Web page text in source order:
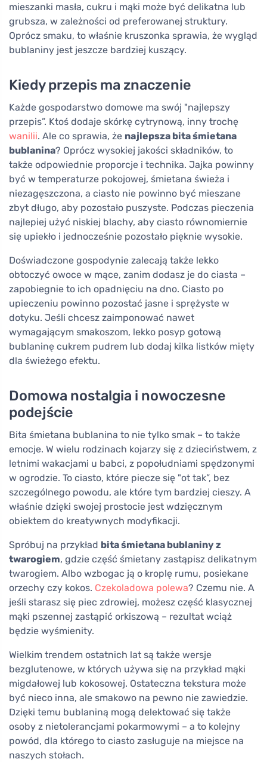
mieszanki masła, cukru i mąki może być delikatna lub
grubsza, w zależności od preferowanej struktury.
Oprócz smaku, to właśnie kruszonka sprawia, że wygląd
bublaniny jest jeszcze bardziej kuszący.
Kiedy przepis ma znaczenie
Każde gospodarstwo domowe ma swój "najlepszy
przepis”. Ktoś dodaje skórkę cytrynową, inny trochę
wanilii. Ale co sprawia, że najlepsza bita śmietana
bublanina? Oprócz wysokiej jakości składników, to
także odpowiednie proporcje i technika. Jajka powinny
być w temperaturze pokojowej, śmietana świeża i
niezagęszczona, a ciasto nie powinno być mieszane
zbyt długo, aby pozostało puszyste. Podczas pieczenia
najlepiej użyć niskiej blachy, aby ciasto równomiernie
się upiekło i jednocześnie pozostało pięknie wysokie.
Doświadczone gospodynie zalecają także lekko
obtoczyć owoce w mące, zanim dodasz je do ciasta –
zapobiegnie to ich opadnięciu na dno. Ciasto po
upieczeniu powinno pozostać jasne i sprężyste w
dotyku. Jeśli chcesz zaimponować nawet
wymagającym smakoszom, lekko posyp gotową
bublaninę cukrem pudrem lub dodaj kilka listków mięty
dla świeżego efektu.
Domowa nostalgia i nowoczesne
podejście
Bita śmietana bublanina to nie tylko smak – to także
emocje. W wielu rodzinach kojarzy się z dzieciństwem, z
letnimi wakacjami u babci, z popołudniami spędzonymi
w ogrodzie. To ciasto, które piecze się "ot tak”, bez
szczególnego powodu, ale które tym bardziej cieszy. A
właśnie dzięki swojej prostocie jest wdzięcznym
obiektem do kreatywnych modyfikacji.
Spróbuj na przykład bita śmietana bublaniny z
twarogiem, gdzie część śmietany zastąpisz delikatnym
twarogiem. Albo wzbogac ją o kroplę rumu, posiekane
orzechy czy kokos. Czekoladowa polewa? Czemu nie. A
jeśli starasz się piec zdrowiej, możesz część klasycznej
mąki pszennej zastąpić orkiszową – rezultat wciąż
będzie wyśmienity.
Wielkim trendem ostatnich lat są także wersje
bezglutenowe, w których używa się na przykład mąki
migdałowej lub kokosowej. Ostateczna tekstura może
być nieco inna, ale smakowo na pewno nie zawiedzie.
Dzięki temu bublaniną mogą delektować się także
osoby z nietolerancjami pokarmowymi – a to kolejny
powód, dla którego to ciasto zasługuje na miejsce na
naszych stołach.